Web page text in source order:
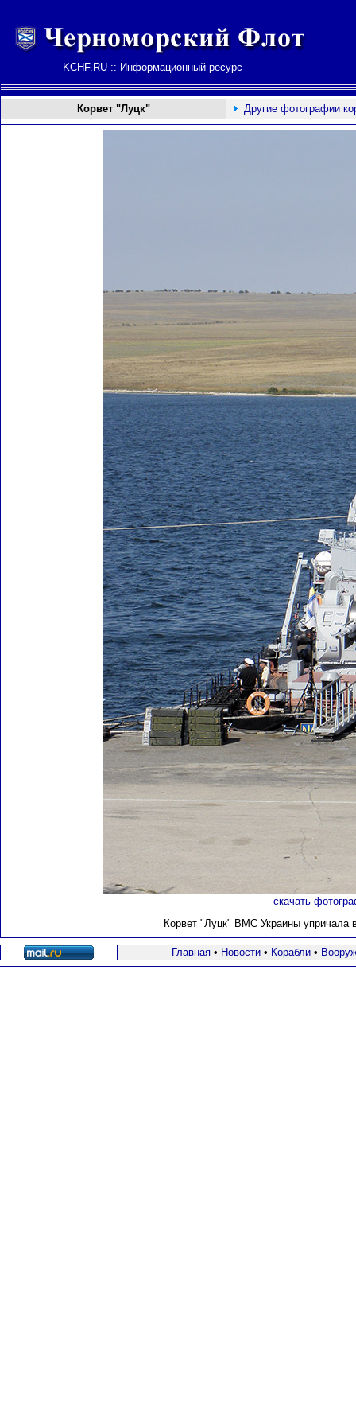
KCHF.RU :: Информационный ресурс
Корвет "Луцк" Другие фотографии
скачать
Корвет "Луцк" ВМС Украины упричала
Главная• Новости• Корабли•